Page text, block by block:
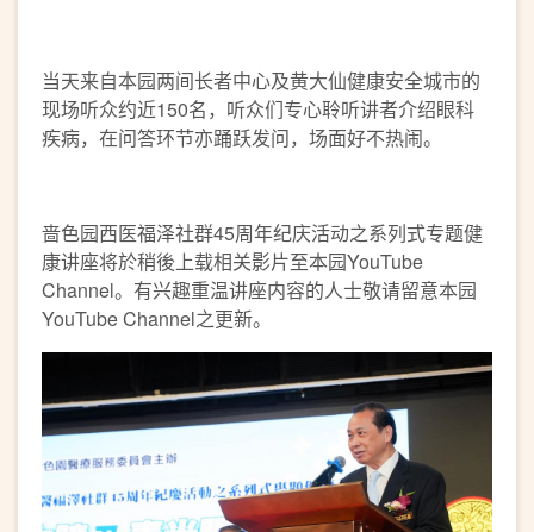
当天来自本园两间长者中心及黄大仙健康安全城市的
现场听众约近150名，听众们专心聆听讲者介绍眼科
疾病，在问答环节亦踊跃发问，场面好不热闹。
啬色园西医福泽社群45周年纪庆活动之系列式专题健
康讲座将於稍後上载相关影片至本园YouTube
Channel。有兴趣重温讲座内容的人士敬请留意本园
YouTube Channel之更新。